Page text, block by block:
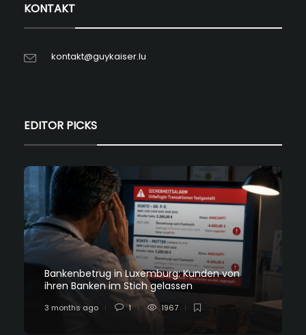
KONTAKT
kontakt@guykaiser.lu
EDITOR PICKS
Bankenbetrug in Luxemburg: Kunden von
ihren Banken im Stich gelassen
3 months ago 1 1967